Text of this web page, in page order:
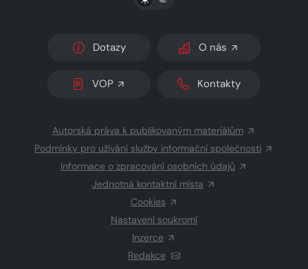
Dotazy O nás
VOP Kontakty
Autorská práva k publikovaným materiálům
Podmínky pro užívání služby informační společnosti
Informace o zpracování osobních údajů
Jednotná kontaktní místa
Cookies
Nastavení soukromí
Inzerce
Redakce